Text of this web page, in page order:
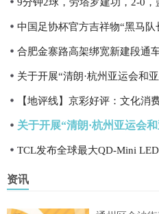
中国足协杯官方吉祥物“黑马队
合肥金寨路高架绑宽新建段通
【地评线】京彩好评：文化消
TCL发布全球最大QD-Mini
资讯